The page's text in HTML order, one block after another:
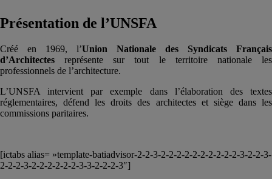
Présentation de l’UNSFA
Créé en 1969, l’Union Nationale des Syndicats Français
d’Architectes représente sur tout le territoire nationale les
professionnels de l’architecture.
L’UNSFA intervient par exemple dans l’élaboration des textes
réglementaires, défend les droits des architectes et siège dans les
commissions paritaires.
[ictabs alias= »template-batiadvisor-2-2-3-2-2-2-2-2-2-2-2-2-2-3-2-2-3-
2-2-2-3-2-2-2-2-2-2-3-3-2-2-2-3″]